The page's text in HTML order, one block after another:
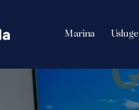
Marina Usluge